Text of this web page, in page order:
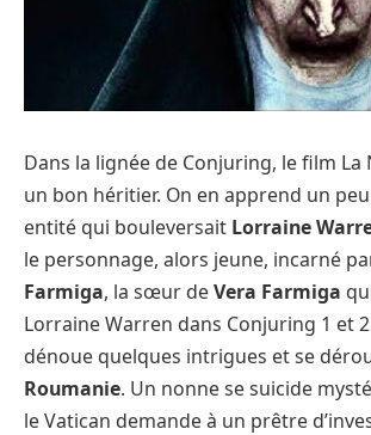
Dans la lignée de Conjuring, le film La
un bon héritier. On en apprend un
entité qui bouleversait Lorraine
le personnage, alors jeune, incarné
Farmiga, la sœur deVera Farmiga
Lorraine Warren dans Conjuring 1 et
dénoue quelques intrigues et se
Roumanie. Un nonne se suicide
le Vatican demande à un prêtre